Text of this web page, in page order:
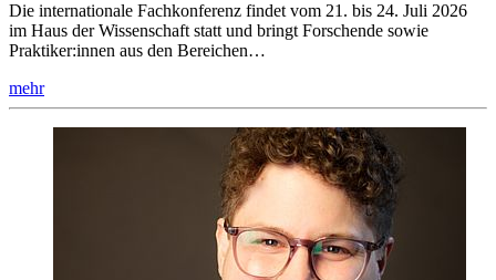
Die internationale Fachkonferenz findet vom 21. bis 24. Juli 2026
im Haus der Wissenschaft statt und bringt Forschende sowie
Praktiker:innen aus den Bereichen…
mehr